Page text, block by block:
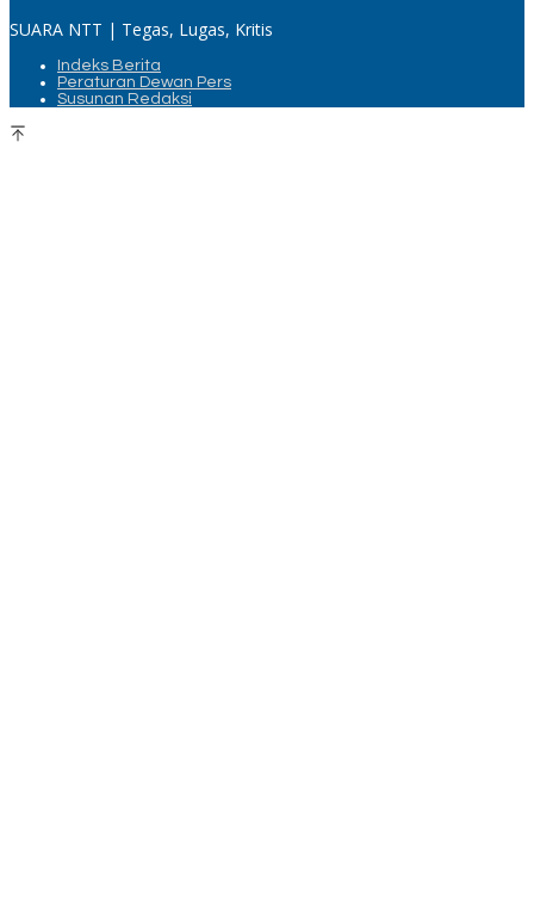
SUARA NTT | Tegas, Lugas, Kritis
Indeks Berita
Peraturan Dewan Pers
Susunan Redaksi